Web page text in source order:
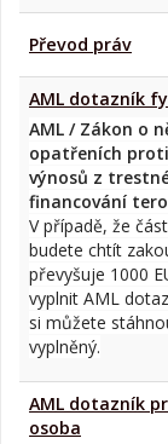
Převod práv
AML dotazník
AML / Zákon o
opatřeních
výnosů z
financování
V případě, že
budete chtít
převyšuje 1000
vyplnit AML
si můžete
vyplněný.
AML dotazník
osoba